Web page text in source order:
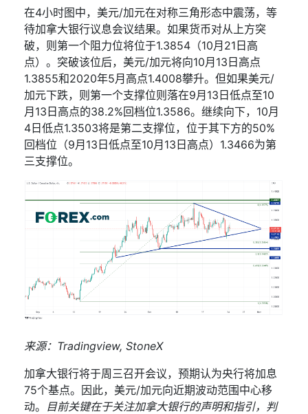
在4小时图中，美元/加元在对称三角形态中震荡，等
待加拿大银行议息会议结果。如果货币对从上方突
破，则第一个阻力位将位于1.3854 （10月 21 日高
点）。突破该位后，美元/加元将向10月 13 日高点
1.3855和2020年5月高点1.4008攀升。但如果美元/
加元下跌，则第一个支撑位则落在9月 13 日低点至10
月 13 日高点的38.2%回档位1.3586。继续向下， 10月
4 日低点1.3503将是第二支撑位，位于其下方的50%
回档位（9月 13 日低点至10月 13 日高点） 1.3466为第
三支撑位。
来源： Tradingview, StoneX
加拿大银行将于周三召开会议，预期认为央行将加息
75个基点。因此，美元/加元向近期波动范围中心移
动。
目前关键在于关注加拿大银行的声明和指引，判